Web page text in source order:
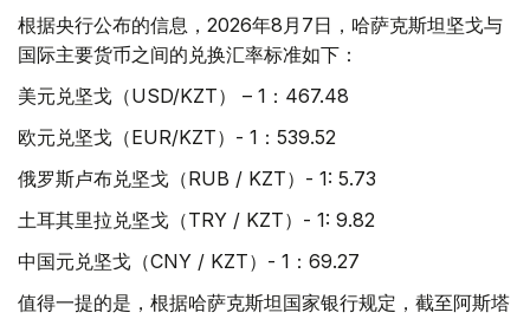
根据央行公布的信息，2026年8月7日，哈萨克斯坦坚戈与
国际主要货币之间的兑换汇率标准如下：
美元兑坚戈（USD/KZT） – 1：467.48
欧元兑坚戈（EUR/KZT）- 1：539.52
俄罗斯卢布兑坚戈（RUB / KZT）- 1: 5.73
土耳其里拉兑坚戈（TRY / KZT）- 1: 9.82
中国元兑坚戈（CNY / KZT）- 1：69.27
值得一提的是，根据哈萨克斯坦国家银行规定，截至阿斯塔